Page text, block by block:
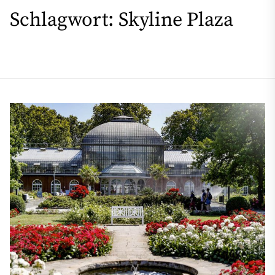
Schlagwort: Skyline Plaza